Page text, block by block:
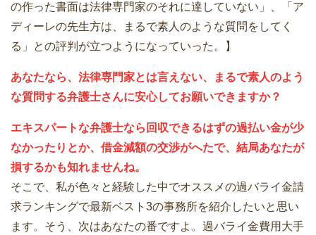
の作った書面は法律専門家のそれに達していない」、「ア
ディーレの先生方は、まるで素人のような質問をしてく
る」との評判が立つようになっていった。】
あなたなら、法律専門家とは言えない、まるで素人のよう
な質問する弁護士さんに安心してお願いできますか？
エキスパートな弁護士なら回収できるはずの過払い金が少
なかったりとか、借金減額の交渉がへたで、結局あなたが
損するかも知れませんね。
そこで、私が色々と経験した中でオススメの過バライ金請
求ランキングで最新ベスト3の事務所を紹介したいと思い
ます。そう、次はあなたの番ですよ。過バライ金費用大手